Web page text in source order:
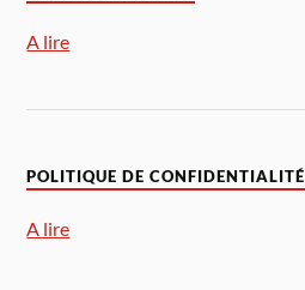
A lire
POLITIQUE DE CONFIDENTIALITÉ
A lire